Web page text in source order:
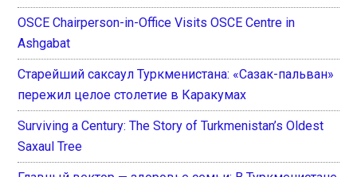
OSCE Chairperson-in-Office Visits OSCE Centre in
Ashgabat
Старейший саксаул Туркменистана: «Сазак-пальван»
пережил целое столетие в Каракумах
Surviving a Century: The Story of Turkmenistan’s Oldest
Saxaul Tree